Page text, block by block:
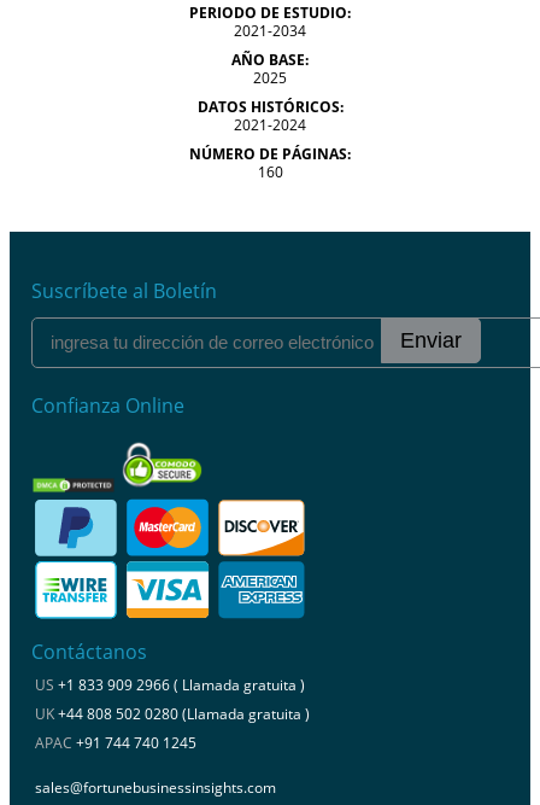
PERIODO DE ESTUDIO:
2021-2034
AÑO BASE:
2025
DATOS HISTÓRICOS:
2021-2024
NÚMERO DE PÁGINAS:
160
Suscríbete al Boletín
Enviar
Confianza Online
Contáctanos
US +1 833 909 2966 ( Llamada gratuita )
UK+44 808 502 0280 (Llamada gratuita )
APAC +91 744 740 1245
sales@fortunebusinessinsights.com